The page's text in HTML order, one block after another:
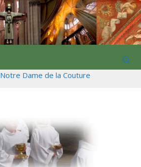
Notre Dame de la Couture